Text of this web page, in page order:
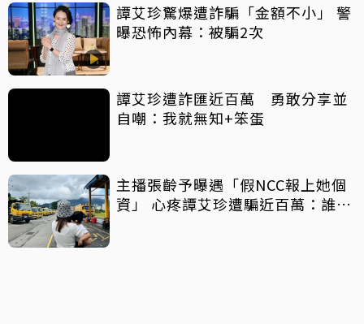
譚艾珍驚爆遭詐騙「金額不小」 警
曝恐怖內幕：被騙2次
譚艾珍遭詐匯近百萬 勇敢分享並
自嘲：我就無知+笨蛋
主播張齡予曝遇「假NCC報上她個
資」 心疼譚艾珍遭騙近百萬：誰還